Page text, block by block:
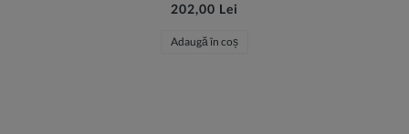
202,00 Lei
Adaugă în coș